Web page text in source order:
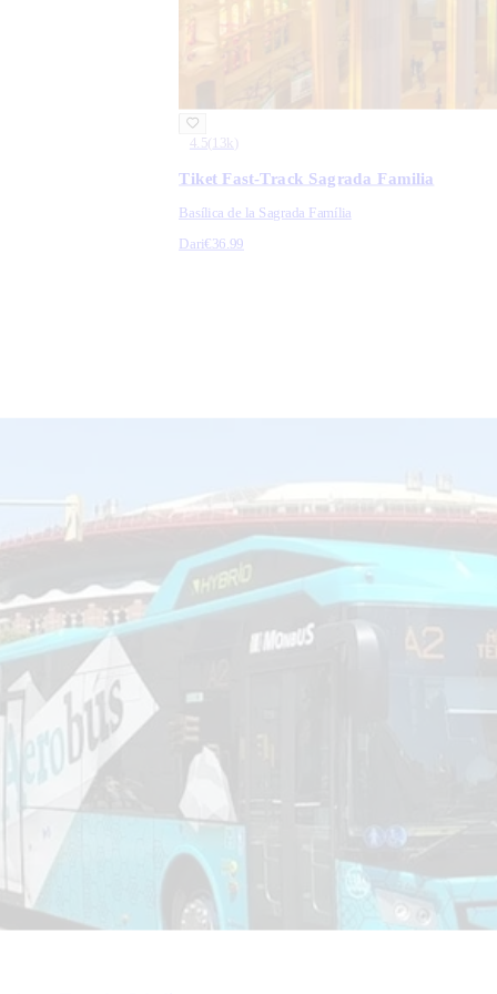
4.5( 13k )
Tiket Fast-Track Sagrada Familia
Basílica de la Sagrada Família
Dari€36.99